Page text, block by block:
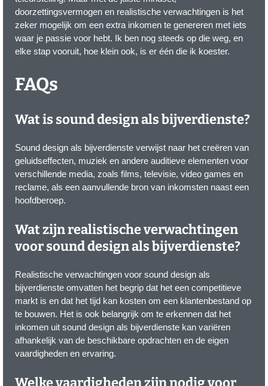
doorzettingsvermogen en realistische verwachtingen is het
zeker mogelijk om een extra inkomen te genereren met iets
waar je passie voor hebt. Ik ben nog steeds op die weg, en
elke stap vooruit, hoe klein ook, is er één die ik koester.
FAQs
Wat is sound design als bijverdienste?
Sound design als bijverdienste verwijst naar het creëren van
geluidseffecten, muziek en andere auditieve elementen voor
verschillende media, zoals films, televisie, video games en
reclame, als een aanvullende bron van inkomsten naast een
hoofdberoep.
Wat zijn realistische verwachtingen
voor sound design als bijverdienste?
Realistische verwachtingen voor sound design als
bijverdienste omvatten het begrip dat het een competitieve
markt is en dat het tijd kan kosten om een klantenbestand op
te bouwen. Het is ook belangrijk om te erkennen dat het
inkomen uit sound design als bijverdienste kan variëren
afhankelijk van de beschikbare opdrachten en de eigen
vaardigheden en ervaring.
Welke vaardigheden zijn nodig voor